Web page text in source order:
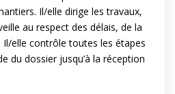
Il/elle dirige les travaux,
au respect des délais, de la
Il/elle contrôle toutes les étapes
du dossier jusqu’à la réception